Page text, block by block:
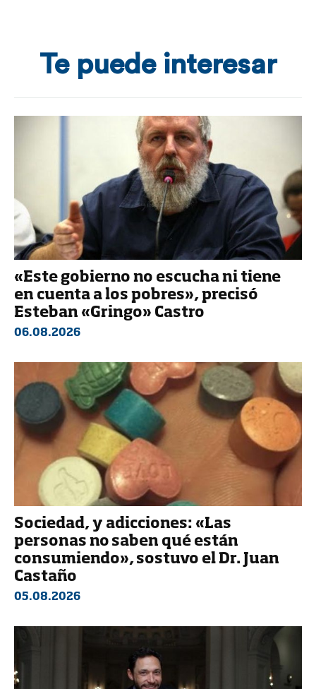
Te puede interesar
«Este gobierno no escucha ni tiene
en cuenta a los pobres», precisó
Esteban «Gringo» Castro
06.08.2026
Sociedad, y adicciones: «Las
personas no saben qué están
consumiendo», sostuvo el Dr. Juan
Castaño
05.08.2026